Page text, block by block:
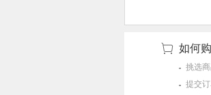
如何
挑选
提交